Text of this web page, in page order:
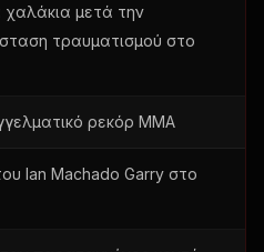
μετά την
τραυματισμού στο
ρεκόρ ΜΜΑ
Ian Machado Garry στο